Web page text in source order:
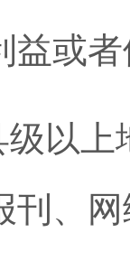
益或
上地
刊、